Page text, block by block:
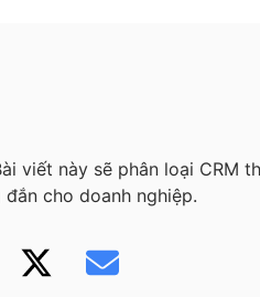
viết này sẽ phân loại CRM
cho doanh nghiệp.